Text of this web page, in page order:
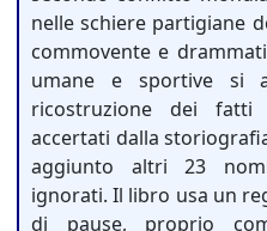
nelle schiere partigiane
commovente e
umane e sportive si
ricostruzione dei
accertati dalla
aggiunto altri 23
ignorati. Il libro usa un
di pause, proprio